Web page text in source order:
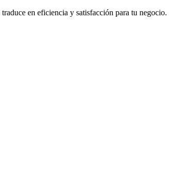
en eficiencia y satisfacción para tu negocio.